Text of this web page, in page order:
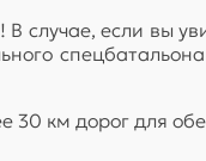
случае, если вы
30 км дорог для